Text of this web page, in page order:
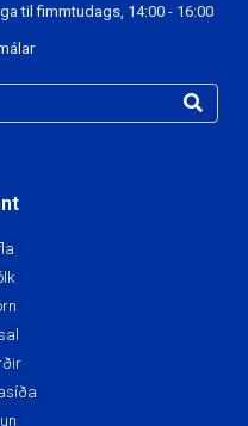
til fimmtudags, 14:00 - 16:00